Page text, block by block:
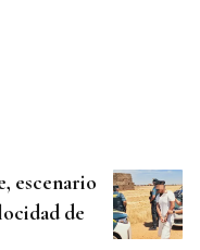
escenario
de